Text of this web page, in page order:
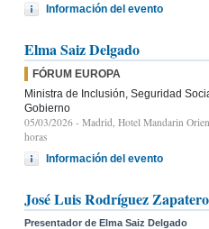
Información del evento
Elma Saiz Delgado
FÓRUM EUROPA
Ministra de Inclusión, Seguridad
Gobierno
05/03/2026 - Madrid, Hotel Mandarin
horas
Información del evento
José Luis Rodríguez Zapatero
Presentador de Elma Saiz Delgado